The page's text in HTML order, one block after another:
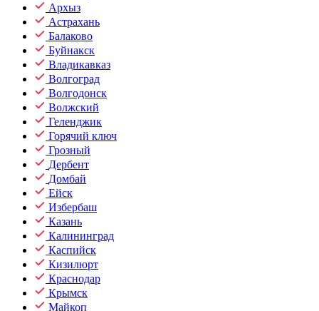
Архыз
Астрахань
Балаково
Буйнакск
Владикавказ
Волгоград
Волгодонск
Волжский
Геленджик
Горячий ключ
Грозный
Дербент
Домбай
Ейск
Избербаш
Казань
Калининград
Каспийск
Кизилюрт
Краснодар
Крымск
Майкоп